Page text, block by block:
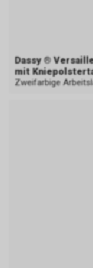
Dassy ®
mit
Zweifarbige